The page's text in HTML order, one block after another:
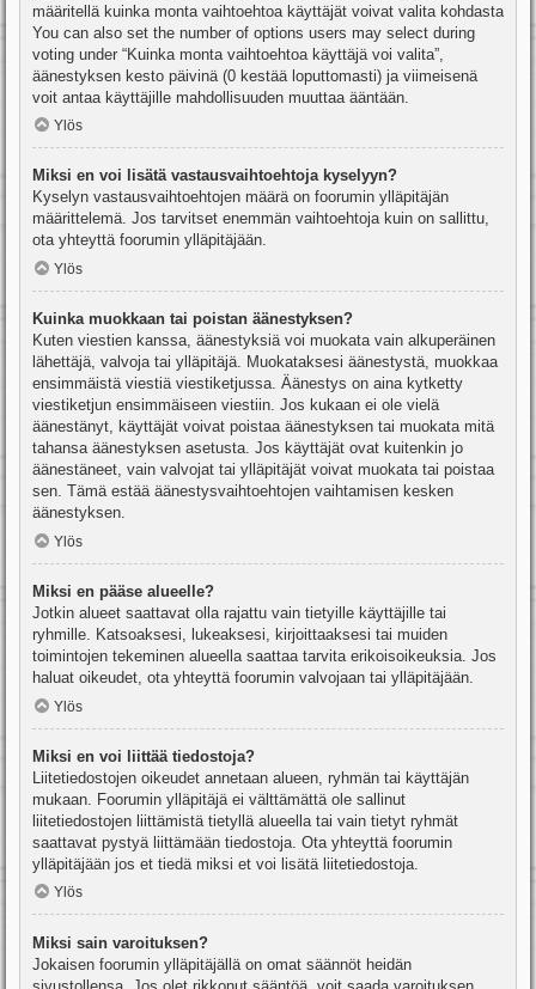
määritellä kuinka monta vaihtoehtoa käyttäjät voivat valita kohdasta
You can also set the number of options users may select during
voting under “Kuinka monta vaihtoehtoa käyttäjä voi valita”,
äänestyksen kesto päivinä (0 kestää loputtomasti) ja viimeisenä
voit antaa käyttäjille mahdollisuuden muuttaa ääntään.
Ylös
Miksi en voi lisätä vastausvaihtoehtoja kyselyyn?
Kyselyn vastausvaihtoehtojen määrä on foorumin ylläpitäjän
määrittelemä. Jos tarvitset enemmän vaihtoehtoja kuin on sallittu,
ota yhteyttä foorumin ylläpitäjään.
Ylös
Kuinka muokkaan tai poistan äänestyksen?
Kuten viestien kanssa, äänestyksiä voi muokata vain alkuperäinen
lähettäjä, valvoja tai ylläpitäjä. Muokataksesi äänestystä, muokkaa
ensimmäistä viestiä viestiketjussa. Äänestys on aina kytketty
viestiketjun ensimmäiseen viestiin. Jos kukaan ei ole vielä
äänestänyt, käyttäjät voivat poistaa äänestyksen tai muokata mitä
tahansa äänestyksen asetusta. Jos käyttäjät ovat kuitenkin jo
äänestäneet, vain valvojat tai ylläpitäjät voivat muokata tai poistaa
sen. Tämä estää äänestysvaihtoehtojen vaihtamisen kesken
äänestyksen.
Ylös
Miksi en pääse alueelle?
Jotkin alueet saattavat olla rajattu vain tietyille käyttäjille tai
ryhmille. Katsoaksesi, lukeaksesi, kirjoittaaksesi tai muiden
toimintojen tekeminen alueella saattaa tarvita erikoisoikeuksia. Jos
haluat oikeudet, ota yhteyttä foorumin valvojaan tai ylläpitäjään.
Ylös
Miksi en voi liittää tiedostoja?
Liitetiedostojen oikeudet annetaan alueen, ryhmän tai käyttäjän
mukaan. Foorumin ylläpitäjä ei välttämättä ole sallinut
liitetiedostojen liittämistä tietyllä alueella tai vain tietyt ryhmät
saattavat pystyä liittämään tiedostoja. Ota yhteyttä foorumin
ylläpitäjään jos et tiedä miksi et voi lisätä liitetiedostoja.
Ylös
Miksi sain varoituksen?
Jokaisen foorumin ylläpitäjällä on omat säännöt heidän